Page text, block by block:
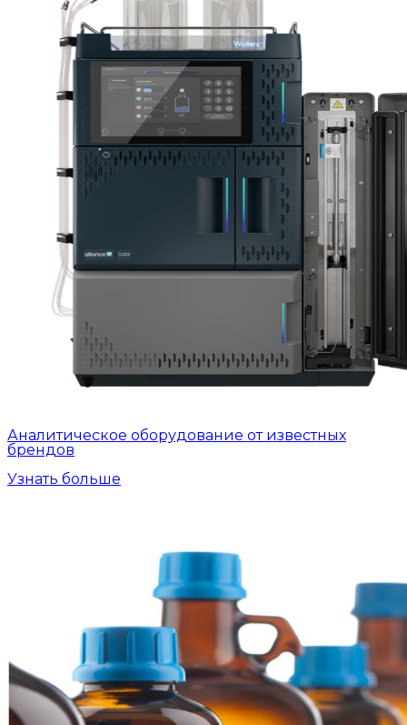
Аналитическое оборудование от известных
брендов
Узнать больше